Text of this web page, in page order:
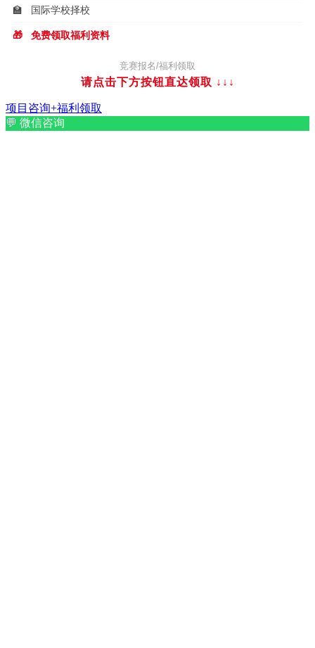
🏫 国际学校择校
🎁 免费领取福利资料
竞赛报名/福利领取
请点击下方按钮直达领取 ↓↓↓
项目咨询+福利领取
💬 微信咨询